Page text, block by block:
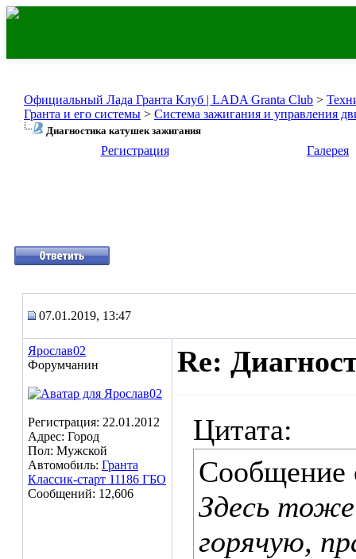
Официальный Лада Гранта Клуб | LADA Granta Club >
Гранта и его системы > Система зажигания и управления
Диагностика катушек зажигания
Регистрация Галерея
07.01.2019, 13:47
Ярослав02
Форумчанин
Регистрация: 22.01.2012
Адрес: Город
Пол: Мужской
Автомобиль: Гранта
Классик-старт 11186 ГБО
Сообщений: 12,606
Re:
Цитата:
Сообщение
Здесь
горячую,